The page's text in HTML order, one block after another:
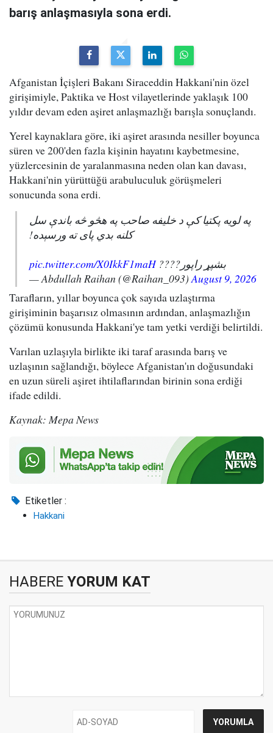
barış anlaşmasıyla sona erdi.
Afganistan İçişleri Bakanı Siraceddin Hakkani'nin özel
girişimiyle, Paktika ve Host vilayetlerinde yaklaşık 100
yıldır devam eden aşiret anlaşmazlığı barışla sonuçlandı.
Yerel kaynaklara göre, iki aşiret arasında nesiller boyunca
süren ve 200'den fazla kişinin hayatını kaybetmesine,
yüzlercesinin de yaralanmasına neden olan kan davası,
Hakkani'nin yürüttüğü arabuluculuk görüşmeleri
sonucunda sona erdi.
په لویه پکتیا کې د خلیفه صاحب په هڅو څه باندې سل
کلنه بدي پای ته ورسېده!
بشپړ راپور????pic.twitter.com/X0IkkF1maH
— Abdullah Raihan (@Raihan_093)August 9, 2026
Tarafların, yıllar boyunca çok sayıda uzlaştırma
girişiminin başarısız olmasının ardından, anlaşmazlığın
çözümü konusunda Hakkani'ye tam yetki verdiği belirtildi.
Varılan uzlaşıyla birlikte iki taraf arasında barış ve
uzlaşının sağlandığı, böylece Afganistan'ın doğusundaki
en uzun süreli aşiret ihtilaflarından birinin sona erdiği
ifade edildi.
Kaynak: Mepa News
Etiketler :
Hakkani
HABERE YORUM KAT